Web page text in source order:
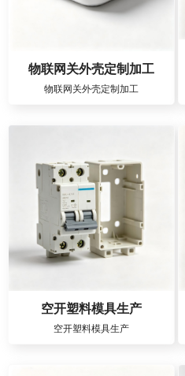
物联网关外壳定制加工
物联网关外壳定制加工
空开塑料模具生产
空开塑料模具生产